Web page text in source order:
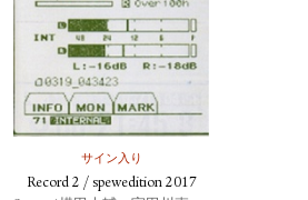
サイン入り
Record 2 / spewedition 2017